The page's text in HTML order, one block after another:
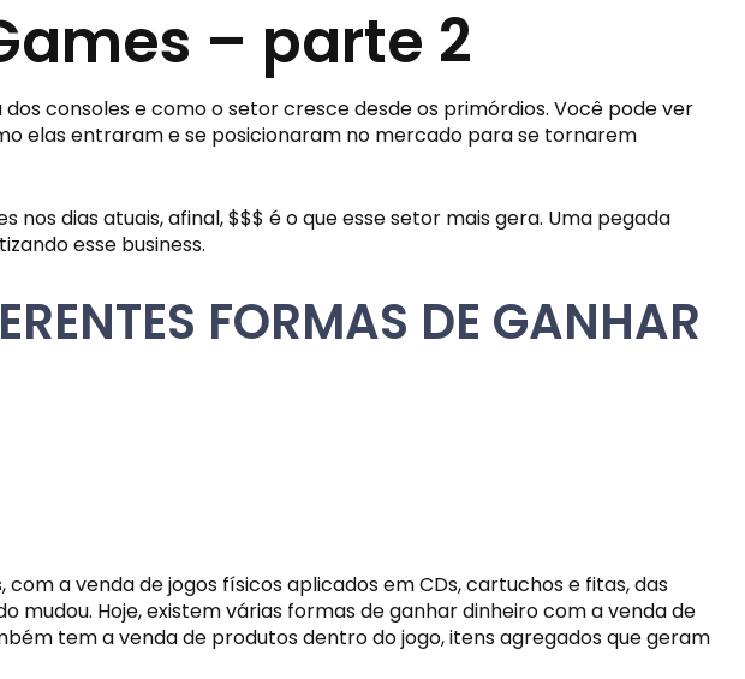
– parte 2
consoles e como o setor cresce desde os primórdios. Você pode ver
elas entraram e se posicionaram no mercado para se tornarem
dias atuais, afinal, $$$ é o que esse setor mais gera. Uma pegada
esse business.
FORMAS DE GANHAR
a venda de jogos físicos aplicados em CDs, cartuchos e fitas, das
Hoje, existem várias formas de ganhar dinheiro com a venda de
tem a venda de produtos dentro do jogo, itens agregados que geram